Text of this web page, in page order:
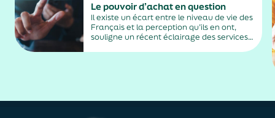
Le pouvoir d’achat en question
Il existe un écart entre le niveau de vie des
Français et la perception qu’ils en ont,
souligne un récent éclairage des services